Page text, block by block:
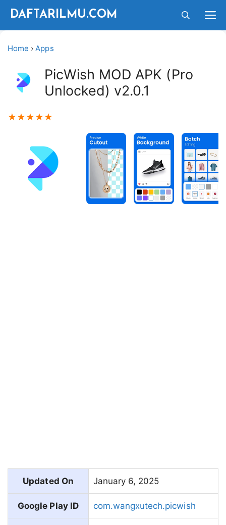
Langsung
DAFTARILMU.COM
Home ›Apps
PicWish MOD APK (Pro
Unlocked) v2.0.1
★ ★ ★ ★ ★
Updated On January 6, 2025
Google Play ID com.wangxutech.picwish